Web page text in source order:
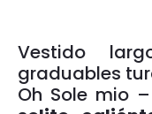
Vestido
graduables
Oh Sole mio